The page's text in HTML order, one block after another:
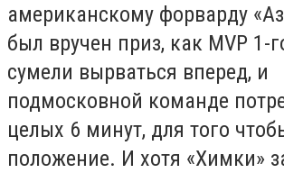
американскому форварду
был вручен приз, как MVP 1-
сумели вырваться вперед, и
подмосковной команде
целых 6 минут, для того
положение. И хотя «Химки»